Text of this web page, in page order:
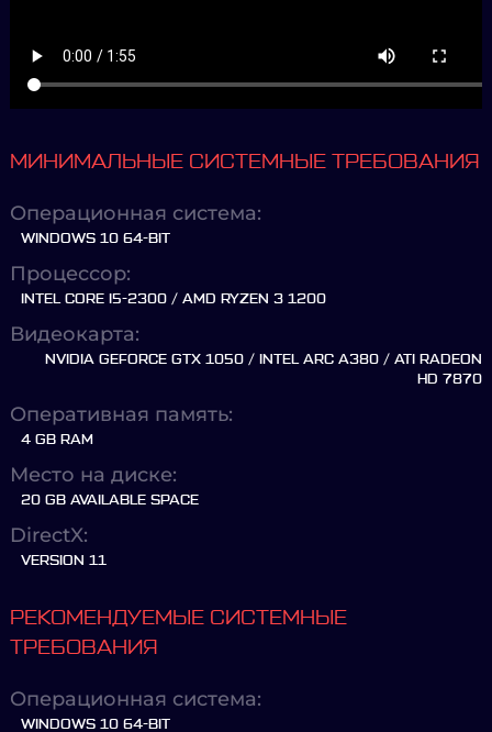
МИНИМАЛЬНЫЕ СИСТЕМНЫЕ ТРЕБОВАНИЯ
Операционная система:
WINDOWS 10 64-BIT
Процессор:
INTEL CORE I5-2300 / AMD RYZEN 3 1200
Видеокарта:
NVIDIA GEFORCE GTX 1050 / INTEL ARC A380 / ATI RADEON
HD 7870
Оперативная память:
4 GB RAM
Место на диске:
20 GB AVAILABLE SPACE
DirectX:
VERSION 11
РЕКОМЕНДУЕМЫЕ СИСТЕМНЫЕ
ТРЕБОВАНИЯ
Операционная система:
WINDOWS 10 64-BIT